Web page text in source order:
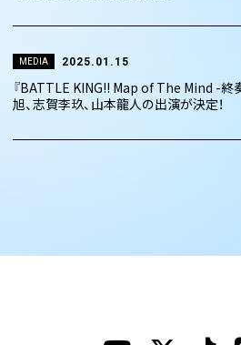
MEDIA 2025.01.15
『BATTLE KING!! Map of The Mind -終
旭、志賀李玖、山本龍人の出演が決定！